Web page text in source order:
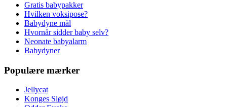
Gratis babypakker
Hvilken voksipose?
Babydyne mål
Hvornår sidder baby selv?
Neonate babyalarm
Babydyner
Populære mærker
Jellycat
Konges Sløjd